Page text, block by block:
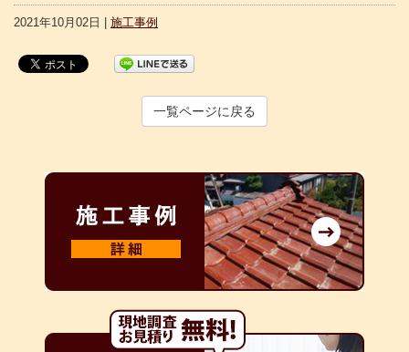
2021年10月02日 | 施工事例
一覧ページに戻る